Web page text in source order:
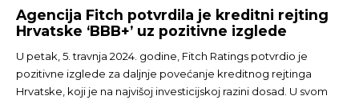
Agencija Fitch potvrdila je kreditni rejting
Hrvatske ‘BBB+’ uz pozitivne izglede
U petak, 5. travnja 2024. godine, Fitch Ratings potvrdio je
pozitivne izglede za daljnje povećanje kreditnog rejtinga
Hrvatske, koji je na najvišoj investicijskoj razini dosad. U svom